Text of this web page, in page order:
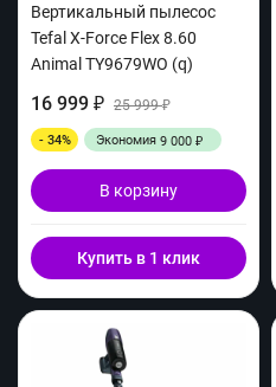
Вертикальный пылесос
Tefal X-Force Flex 8.60
Animal TY9679WO (q)
16 999 ₽ 25 999₽
- 34% Экономия 9 000 ₽
В корзину
Купить в 1 клик